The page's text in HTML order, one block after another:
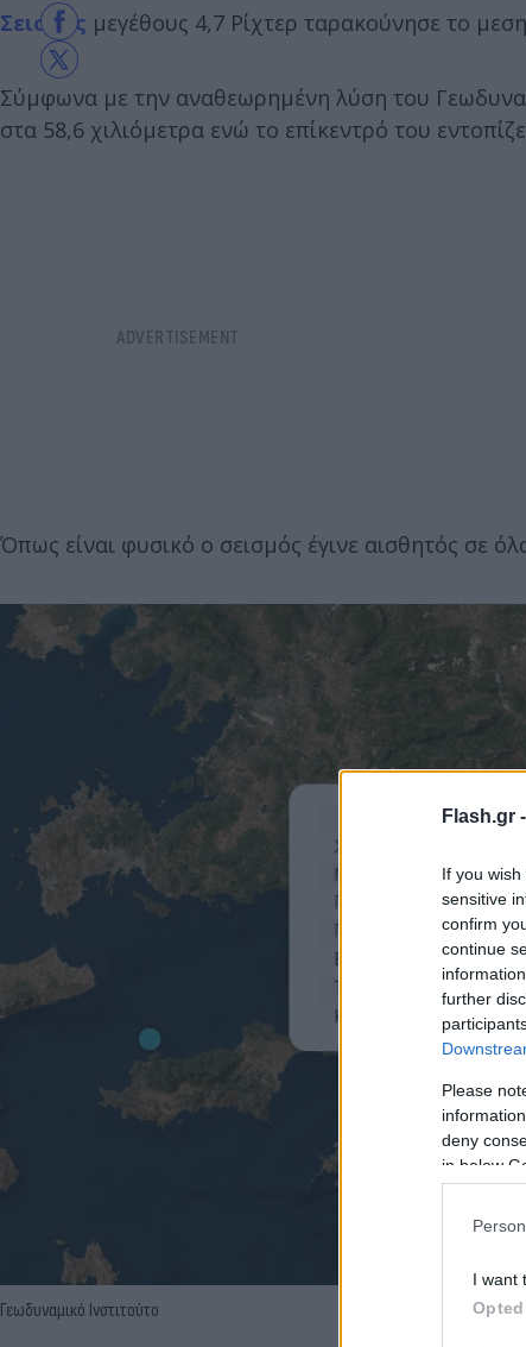
Flash.gr -
If you
sensitive
confirm
continue
further
Please
deny
in below
I want
Σεισμός μεγέθους 4,7 Ρίχτερ ταρακούνησε το
Σύμφωνα με την αναθεωρημένη λύση του
στα 58,6 χιλιόμετρα ενώ το επίκεντρό του
Όπως είναι φυσικό ο σεισμός έγινε αισθητός σε
Γεωδυναμικό Ινστιτούτο